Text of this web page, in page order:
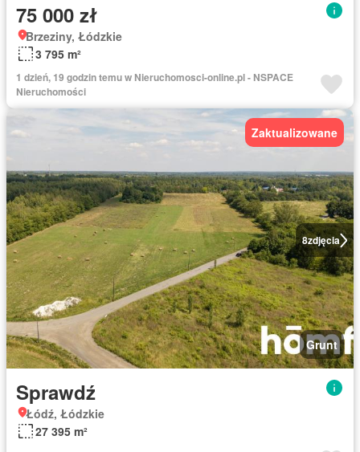
75 000 zł
Brzeziny, Łódzkie
3 795 m²
1 dzień, 19 godzin temu w Nieruchomosci-online.pl - NSPACE
Nieruchomości
8zdjęcia
Zaktualizowane
Grunt
Sprawdź
Łódź, Łódzkie
27 395 m²